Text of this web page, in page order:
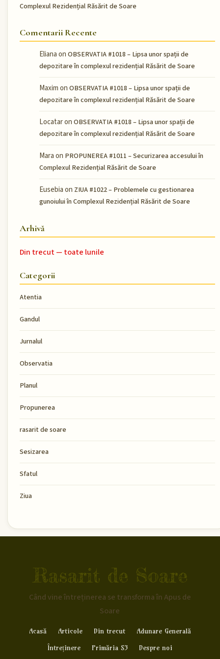
Complexul Rezidențial Răsărit de Soare
Comentarii Recente
Elianaon OBSERVATIA #1018 – Lipsa unor spații de
depozitare în complexul rezidențial Răsărit de Soare
Maximon OBSERVATIA #1018 – Lipsa unor spații de
depozitare în complexul rezidențial Răsărit de Soare
Locataron OBSERVATIA #1018 – Lipsa unor spații de
depozitare în complexul rezidențial Răsărit de Soare
Maraon PROPUNEREA #1011 – Securizarea accesului în
Complexul Rezidențial Răsărit de Soare
Eusebiaon ZIUA #1022 – Problemele cu gestionarea
gunoiului în Complexul Rezidențial Răsărit de Soare
Arhivă
Din trecut — toate lunile
Categorii
Atentia
Gandul
Jurnalul
Observatia
Planul
Propunerea
rasarit de soare
Sesizarea
Sfatul
Ziua
Rasarit de Soare
Când vine întreținerea se transforma în Apus de
Soare
Acasă Articole Din trecut
Adunare Generală
Întreținere
Primăria S3 Despre noi